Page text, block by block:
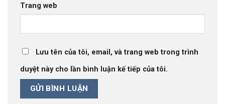
Trang web
Lưu tên của tôi, email, và trang web trong trình
duyệt này cho lần bình luận kế tiếp của tôi.